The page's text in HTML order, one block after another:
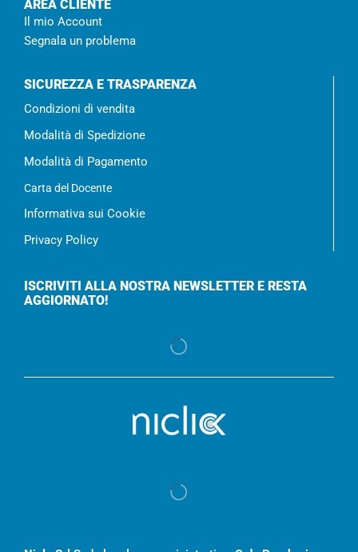
AREA CLIENTE
Il mio Account
Segnala un problema
SICUREZZA E TRASPARENZA
Condizioni di vendita
Modalità di Spedizione
Modalità di Pagamento
Carta del Docente
Informativa sui Cookie
Privacy Policy
ISCRIVITI ALLA NOSTRA NEWSLETTER E RESTA
AGGIORNATO!